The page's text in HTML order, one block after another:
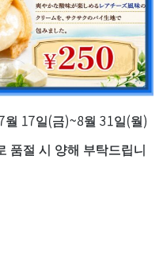
17일(금)~8월 31일(월)
품절 시 양해 부탁드립니